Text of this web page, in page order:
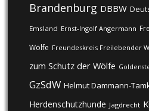
Brandenburg DBBW
Emsland Ernst-Ingolf Angermann
Wölfe Freundeskreis Freilebender
zum Schutz der Wölfe
GzSdW Helmut Dammann-
Herdenschutzhunde Jagdrecht